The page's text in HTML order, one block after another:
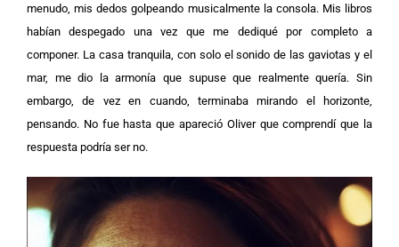
menudo, mis dedos golpeando musicalmente la consola. Mis libros
habían despegado una vez que me dediqué por completo a
componer. La casa tranquila, con solo el sonido de las gaviotas y el
mar, me dio la armonía que supuse que realmente quería. Sin
embargo, de vez en cuando, terminaba mirando el horizonte,
pensando. No fue hasta que apareció Oliver que comprendí que la
respuesta podría ser no.